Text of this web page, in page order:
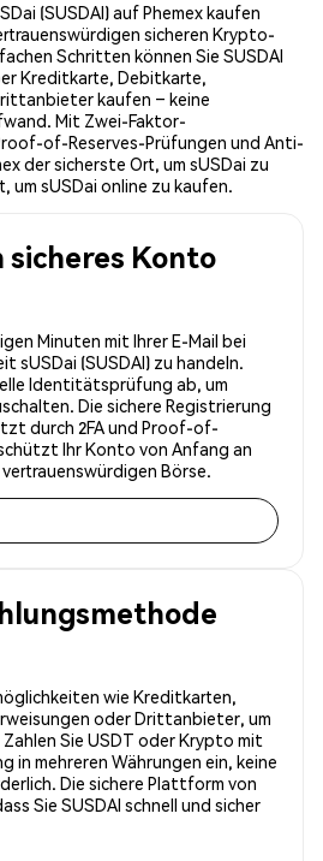
(SUSDAI) auf Phemex kaufen
sicheren Krypto-
Schritten können Sie SUSDAI
Kreditkarte, Debitkarte,
kaufen – keine
Mit Zwei-Faktor-
of-Reserves-Prüfungen und Anti-
der sicherste Ort, um sUSDai zu
um sUSDai online zu kaufen.
sicheres Konto
Minuten mit Ihrer E-Mail bei
sUSDai (SUSDAI) zu handeln.
Identitätsprüfung ab, um
Die sichere Registrierung
durch 2FA und Proof-of-
Ihr Konto von Anfang an
Börse.
wie Kreditkarten,
oder Drittanbieter, um
Sie USDT oder Krypto mit
in mehreren Währungen ein, keine
Die sichere Plattform von
Sie SUSDAI schnell und sicher